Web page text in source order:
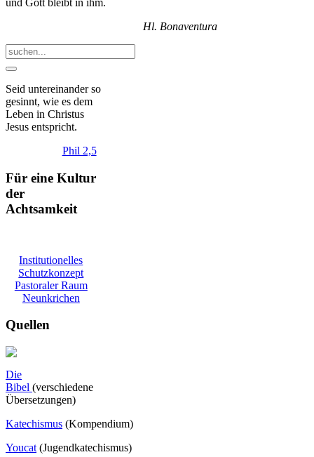
und Gott bleibt in ihm.
Hl. Bonaventura
Seid untereinanderso
gesinnt, wie es dem
Leben in Christus
Jesus entspricht.
Phil 2,5
Für eine Kultur
der
Achtsamkeit
Institutionelles
Schutzkonzept
Pastoraler Raum
Neunkrichen
Quellen
Die
Bibel (verschiedene
Übersetzungen)
Katechismus (Kompendium)
Youcat (Jugendkatechismus)